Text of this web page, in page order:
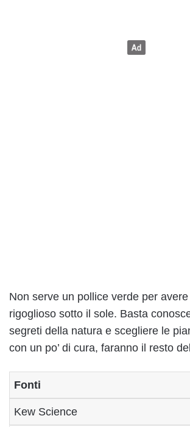
Non serve un pollice verde per
rigoglioso sotto il sole. Basta
segreti della natura e scegliere le
con un po’ di cura, faranno il resto
Fonti
Kew Science